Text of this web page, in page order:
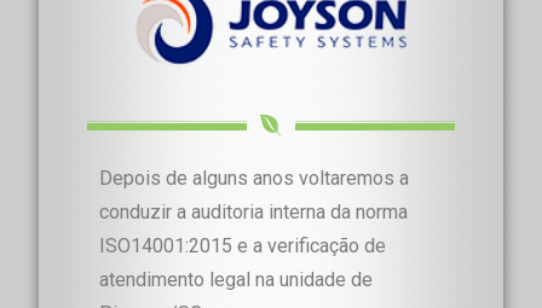
Depois de alguns anos voltaremos a
conduzir a auditoria interna da norma
ISO14001:2015 e a verificação de
atendimento legal na unidade de